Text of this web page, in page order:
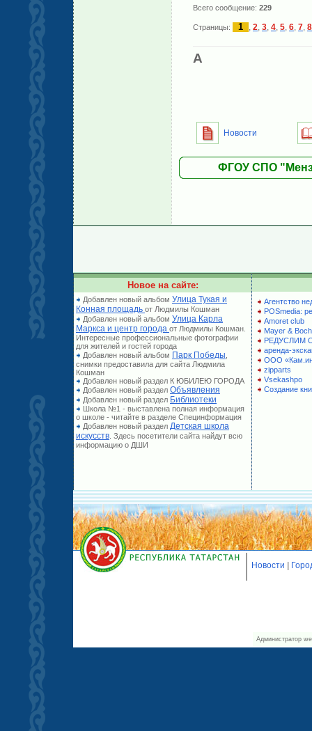
Всего сообщение: 229
Страницы: 1 , 2, 3, 4, 5, 6, 7, 8
A
Новости
ФГОУ СПО
Новое на сайте:
Добавлен новый альбом Улица Тукая и
Конная площадь от Людмилы Кошман
Добавлен новый альбом Улица Карла
Маркса и центр города от Людмилы Кошман.
Интересные профессиональные фотографии
для жителей и гостей города
Добавлен новый альбом Парк Победы
снимки предоставила для сайта Людмила
Кошман
Добавлен новый раздел К ЮБИЛЕЮ ГОРОДА
Добавлен новый раздел Объявления
Добавлен новый раздел Библиотеки
Школа №1 - выставлена полная информация
о школе - читайте в разделе Специнформация
Добавлен новый раздел Детская школа
искусств . Здесь посетители сайта найдут всю
информацию о ДШИ
Агентство
POSmedia:
Amoret club
Mayer & Boch
РЕДУСЛИМ
аренда-
ООО
zipparts
Vsekashpo
Создание
Новости
Администратор